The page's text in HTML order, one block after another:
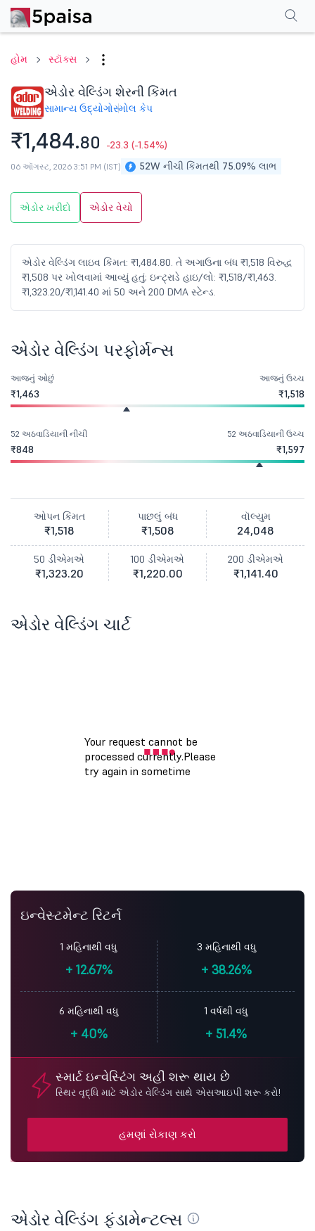
હોમ સ્ટૉક્સ
એડોર વેલ્ડિંગ શેરની કિંમત
સામાન્ય ઉદ્યોગોસ્મોલ કેપ
₹1,484.80 -23.3 (-1.54%)
52W નીચી કિંમતથી 75.09% લાભ
06 ઑગસ્ટ, 2026 3:51 PM (IST)
એડોર ખરીદો એડોર વેચો
એડોર વેલ્ડિંગ લાઇવ કિંમત: ₹1,484.80. તે અગાઉના બંધ ₹1,518 વિરુદ્ધ
₹1,508 પર ખોલવામાં આવ્યું હતું; ઇન્ટ્રાડે હાઇ/લો: ₹1,518/₹1,463.
₹1,323.20/₹1,141.40 માં 50 અને 200 DMA સ્ટેન્ડ.
પરફોર્મન્સફાઇનાન્શિયલ્સ વધુ
એડોર વેલ્ડિંગ પરફોર્મન્સ
આજનું ઓછું
₹1,463
આજનું ઉચ્ચ
₹1,518
52 અઠવાડિયાની નીચી
₹848
52 અઠવાડિયાની ઉચ્ચ
₹1,597
ઓપન કિંમત
₹1,518
પાછલું બંધ
₹1,508
વૉલ્યુમ
24,048
50 ડીએમએ
₹1,323.20
100 ડીએમએ
₹1,220.00
200 ડીએમએ
₹1,141.40
એડોર વેલ્ડિંગ ચાર્ટ
ઇન્વેસ્ટમેન્ટ રિટર્ન
1 મહિનાથી વધુ
+12.67%
3 મહિનાથી વધુ
+38.26%
6 મહિનાથી વધુ
+40%
1 વર્ષથી વધુ
+ 51.4%
સ્માર્ટ ઇન્વેસ્ટિંગ અહીં શરૂ થાય છે
સ્થિર વૃદ્ધિ માટે એડોર વેલ્ડિંગ સાથે એસઆઇપી શરૂ કરો!
હમણાં રોકાણ કરો
એડોર વેલ્ડિંગ ફંડામેન્ટલ્સ